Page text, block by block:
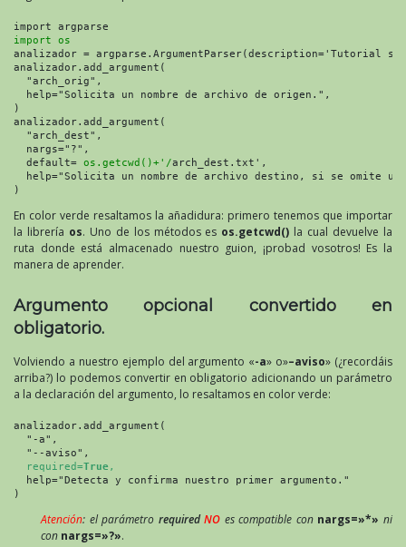
import os
analizador = argparse.ArgumentParser(description='Tutorial
analizador.add_argument(
"arch_orig",
help="Solicita un nombre de archivo de origen.",
)
analizador.add_argument(
"arch_dest",
nargs="?",
default= os.getcwd()+'/arch_dest.txt',
help="Solicita un nombre de archivo destino, si se omite
)
En color verde resaltamos la añadidura: primero tenemos que importar
la librería os. Uno de los métodos es os.getcwd() la cual devuelve la
ruta donde está almacenado nuestro guion, ¡probad vosotros! Es la
manera de aprender.
Argumento opcional convertido en
obligatorio.
Volviendo a nuestro ejemplo del argumento «-a» o»–aviso» (¿recordáis
arriba?) lo podemos convertir en obligatorio adicionando un parámetro
a la declaración del argumento, lo resaltamos en color verde:
analizador.add_argument(
  "-a",
  "--aviso",
required=True ,
  help="Detecta y confirma nuestro primer argumento."
)
Atención: el parámetro requiredNO es compatible con nargs=»*» ni
con nargs=»?».